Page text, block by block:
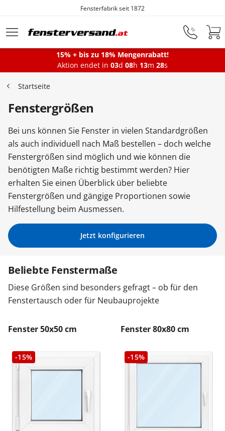
Zum Hauptinhalt springen
Fensterfabrik seit 1872
Fenster
Balkontüren
Terrassentüren
Haustüren
Sonnenschutz
Zäune & Tore
Garagentore
Anmelden / Registrieren
15% + bis zu 18% Mengenrabatt!
Aktion endet in 03d 08h 13m 27s
Startseite
Fenstergrößen
Bei uns können Sie Fenster in vielen Standardgrößen
als auch individuell nach Maß bestellen – doch welche
Fenstergrößen sind möglich und wie können die
benötigten Maße richtig bestimmt werden? Hier
erhalten Sie einen Überblick über beliebte
Fenstergrößen und gängige Proportionen sowie
Hilfestellung beim Ausmessen.
Jetzt konfigurieren
Beliebte Fenstermaße
Diese Größen sind besonders gefragt – ob für den
Fenstertausch oder für Neubauprojekte
Fenster 50x50 cm
-15%
Fenster 80x80 cm
-15%